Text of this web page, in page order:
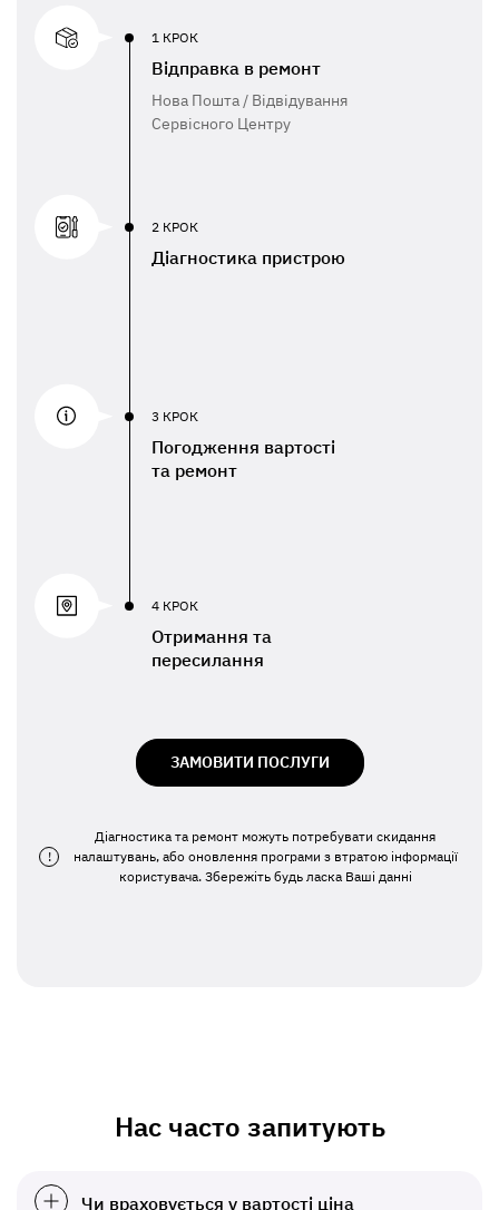
1 КРОК
Відправка в ремонт
Нова Пошта / Відвідування
Сервісного Центру
2 КРОК
Діагностика пристрою
3 КРОК
Погодження вартості
та ремонт
4 КРОК
Отримання та
пересилання
ЗАМОВИТИ ПОСЛУГИ
!
Діагностика та ремонт можуть потребувати скидання
налаштувань, або оновлення програми з втратою інформації
користувача. Збережіть будь ласка Ваші данні
Нас часто запитують
Чи враховується у вартості ціна